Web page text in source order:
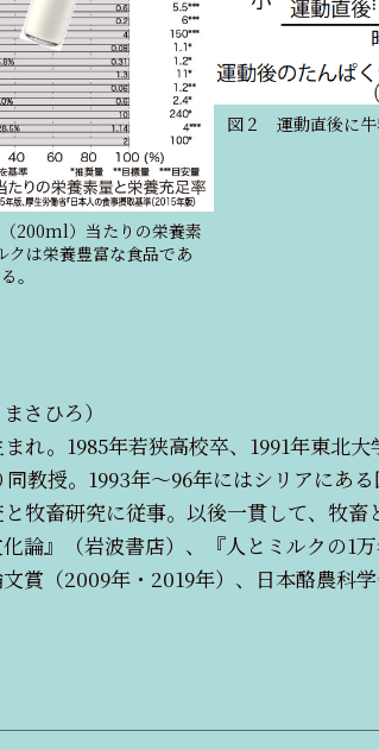
200ml）当たりの栄養素
クは栄養豊富な食品であ
る。
図２ 運動直後に牛
さひろ）
れ。1985年若狭高校卒、1991年東北
教授。1993年～96年にはシリアにあ
牧畜研究に従事。以後一貫して、牧
論』（岩波書店）、『人とミルクの
賞（2009年・2019年）、日本酪農科学